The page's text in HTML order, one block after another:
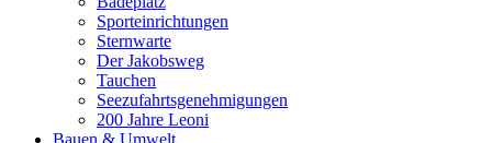
Sporteinrichtungen
Sternwarte
Der Jakobsweg
Tauchen
Seezufahrtsgenehmigungen
200 Jahre Leoni
Bauen & Umwelt